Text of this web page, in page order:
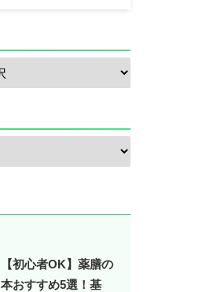
【初心者OK】薬膳の
本おすすめ5選！基